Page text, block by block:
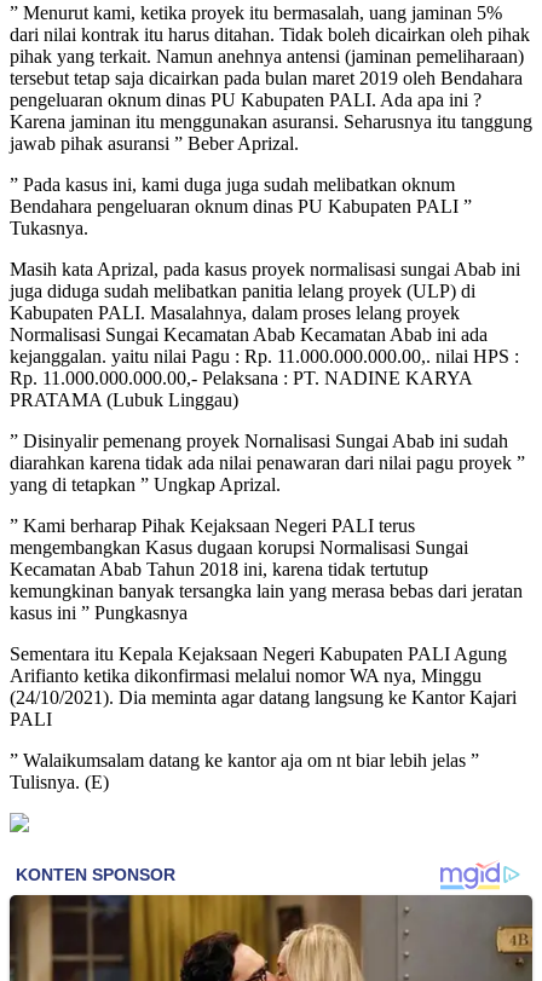
” Menurut kami, ketika proyek itu bermasalah, uang jaminan 5%
dari nilai kontrak itu harus ditahan. Tidak boleh dicairkan oleh pihak
pihak yang terkait. Namun anehnya antensi (jaminan pemeliharaan)
tersebut tetap saja dicairkan pada bulan maret 2019 oleh Bendahara
pengeluaran oknum dinas PU Kabupaten PALI. Ada apa ini ?
Karena jaminan itu menggunakan asuransi. Seharusnya itu tanggung
jawab pihak asuransi ” Beber Aprizal.
” Pada kasus ini, kami duga juga sudah melibatkan oknum
Bendahara pengeluaran oknum dinas PU Kabupaten PALI ”
Tukasnya.
Masih kata Aprizal, pada kasus proyek normalisasi sungai Abab ini
juga diduga sudah melibatkan panitia lelang proyek (ULP) di
Kabupaten PALI. Masalahnya, dalam proses lelang proyek
Normalisasi Sungai Kecamatan Abab Kecamatan Abab ini ada
kejanggalan. yaitu nilai Pagu : Rp. 11.000.000.000.00,. nilai HPS :
Rp. 11.000.000.000.00,- Pelaksana : PT. NADINE KARYA
PRATAMA (Lubuk Linggau)
” Disinyalir pemenang proyek Nornalisasi Sungai Abab ini sudah
diarahkan karena tidak ada nilai penawaran dari nilai pagu proyek ”
yang di tetapkan ” Ungkap Aprizal.
” Kami berharap Pihak Kejaksaan Negeri PALI terus
mengembangkan Kasus dugaan korupsi Normalisasi Sungai
Kecamatan Abab Tahun 2018 ini, karena tidak tertutup
kemungkinan banyak tersangka lain yang merasa bebas dari jeratan
kasus ini ” Pungkasnya
Sementara itu Kepala Kejaksaan Negeri Kabupaten PALI Agung
Arifianto ketika dikonfirmasi melalui nomor WA nya, Minggu
(24/10/2021). Dia meminta agar datang langsung ke Kantor Kajari
PALI
” Walaikumsalam datang ke kantor aja om nt biar lebih jelas ”
Tulisnya. (E)